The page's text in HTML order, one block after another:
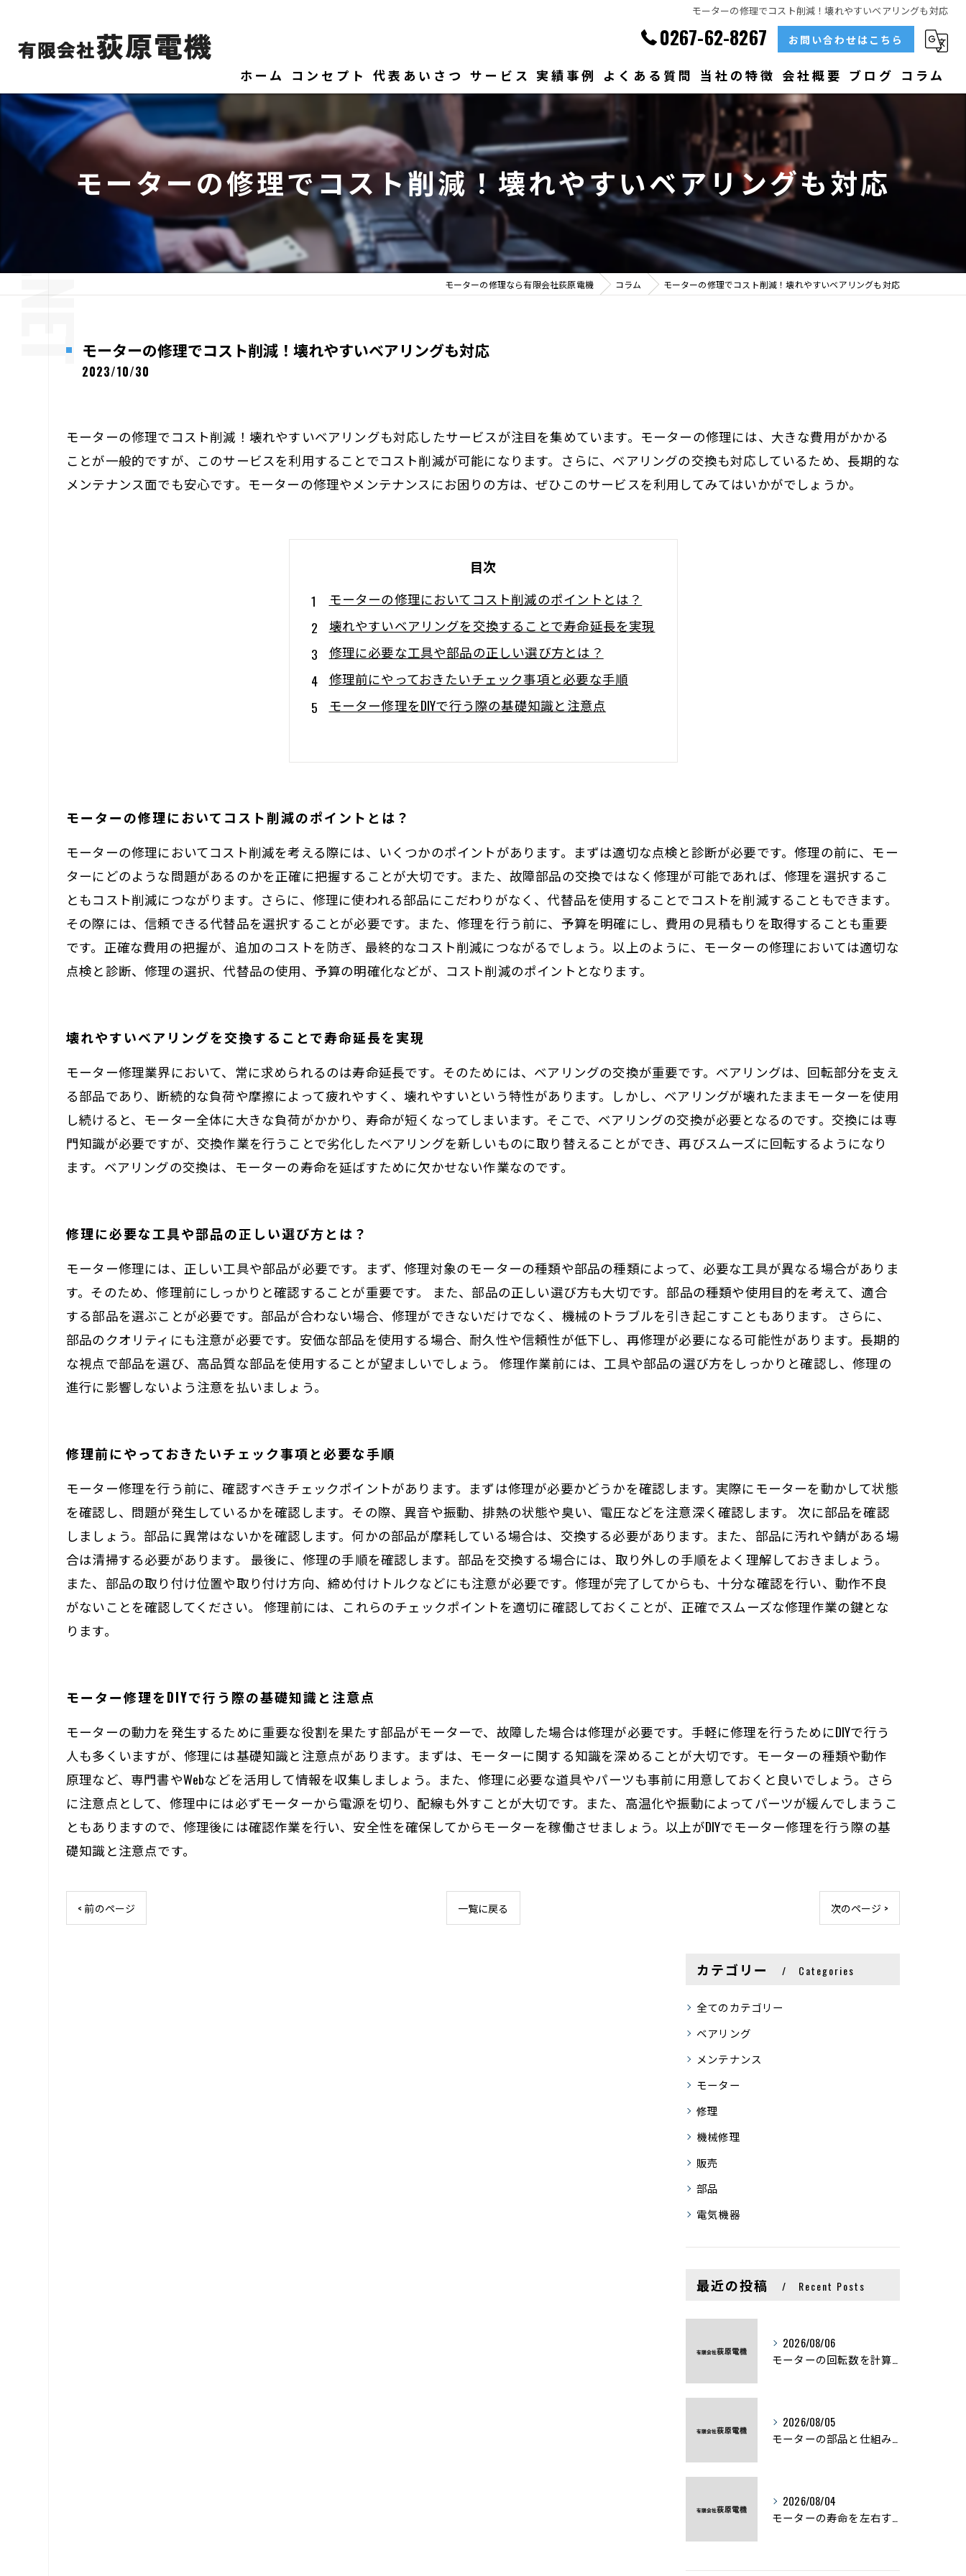
モーターの修理でコスト削減！壊れやすいベアリングも対応
0267-62-8267 お問い合わせはこちら
ホーム コンセプト 代表あいさつ サービス 実績事例 よくある質問 当社の特徴
ベアリング
大型
メンテナンス
販売
会社概要 ブログ コラム
モーターの修理でコスト削減！壊れやすいベアリングも対応
モーターの修理なら有限会社荻原電機 コラム モーターの修理でコスト削減！壊れやすいベアリングも対応
モーターの修理でコスト削減！壊れやすいベアリングも対応
2023/10/30
モーターの修理でコスト削減！壊れやすいベアリングも対応したサービスが注目を集めています。モーターの修理には、大きな費用がかかる
ことが一般的ですが、このサービスを利用することでコスト削減が可能になります。さらに、ベアリングの交換も対応しているため、長期的な
メンテナンス面でも安心です。モーターの修理やメンテナンスにお困りの方は、ぜひこのサービスを利用してみてはいかがでしょうか。
目次
モーターの修理においてコスト削減のポイントとは？
壊れやすいベアリングを交換することで寿命延長を実現
修理に必要な工具や部品の正しい選び方とは？
修理前にやっておきたいチェック事項と必要な手順
モーター修理をDIYで行う際の基礎知識と注意点
モーターの修理においてコスト削減のポイントとは？
モーターの修理においてコスト削減を考える際には、いくつかのポイントがあります。まずは適切な点検と診断が必要です。修理の前に、モー
ターにどのような問題があるのかを正確に把握することが大切です。また、故障部品の交換ではなく修理が可能であれば、修理を選択するこ
ともコスト削減につながります。さらに、修理に使われる部品にこだわりがなく、代替品を使用することでコストを削減することもできます。
その際には、信頼できる代替品を選択することが必要です。また、修理を行う前に、予算を明確にし、費用の見積もりを取得することも重要
です。正確な費用の把握が、追加のコストを防ぎ、最終的なコスト削減につながるでしょう。以上のように、モーターの修理においては適切な
点検と診断、修理の選択、代替品の使用、予算の明確化などが、コスト削減のポイントとなります。
壊れやすいベアリングを交換することで寿命延長を実現
モーター修理業界において、常に求められるのは寿命延長です。そのためには、ベアリングの交換が重要です。ベアリングは、回転部分を支え
る部品であり、断続的な負荷や摩擦によって疲れやすく、壊れやすいという特性があります。しかし、ベアリングが壊れたままモーターを使用
し続けると、モーター全体に大きな負荷がかかり、寿命が短くなってしまいます。そこで、ベアリングの交換が必要となるのです。交換には専
門知識が必要ですが、交換作業を行うことで劣化したベアリングを新しいものに取り替えることができ、再びスムーズに回転するようになり
ます。ベアリングの交換は、モーターの寿命を延ばすために欠かせない作業なのです。
修理に必要な工具や部品の正しい選び方とは？
モーター修理には、正しい工具や部品が必要です。まず、修理対象のモーターの種類や部品の種類によって、必要な工具が異なる場合がありま
す。そのため、修理前にしっかりと確認することが重要です。 また、部品の正しい選び方も大切です。部品の種類や使用目的を考えて、適合
する部品を選ぶことが必要です。部品が合わない場合、修理ができないだけでなく、機械のトラブルを引き起こすこともあります。 さらに、
部品のクオリティにも注意が必要です。安価な部品を使用する場合、耐久性や信頼性が低下し、再修理が必要になる可能性があります。長期的
な視点で部品を選び、高品質な部品を使用することが望ましいでしょう。 修理作業前には、工具や部品の選び方をしっかりと確認し、修理の
進行に影響しないよう注意を払いましょう。
修理前にやっておきたいチェック事項と必要な手順
モーター修理を行う前に、確認すべきチェックポイントがあります。まずは修理が必要かどうかを確認します。実際にモーターを動かして状態
を確認し、問題が発生しているかを確認します。その際、異音や振動、排熱の状態や臭い、電圧などを注意深く確認します。 次に部品を確認
しましょう。部品に異常はないかを確認します。何かの部品が摩耗している場合は、交換する必要があります。また、部品に汚れや錆がある場
合は清掃する必要があります。 最後に、修理の手順を確認します。部品を交換する場合には、取り外しの手順をよく理解しておきましょう。
また、部品の取り付け位置や取り付け方向、締め付けトルクなどにも注意が必要です。修理が完了してからも、十分な確認を行い、動作不良
がないことを確認してください。 修理前には、これらのチェックポイントを適切に確認しておくことが、正確でスムーズな修理作業の鍵とな
ります。
モーター修理をDIYで行う際の基礎知識と注意点
モーターの動力を発生するために重要な役割を果たす部品がモーターで、故障した場合は修理が必要です。手軽に修理を行うためにDIYで行う
人も多くいますが、修理には基礎知識と注意点があります。まずは、モーターに関する知識を深めることが大切です。モーターの種類や動作
原理など、専門書やWebなどを活用して情報を収集しましょう。また、修理に必要な道具やパーツも事前に用意しておくと良いでしょう。さら
に注意点として、修理中には必ずモーターから電源を切り、配線も外すことが大切です。また、高温化や振動によってパーツが緩んでしまうこ
ともありますので、修理後には確認作業を行い、安全性を確保してからモーターを稼働させましょう。以上がDIYでモーター修理を行う際の基
礎知識と注意点です。
< 前のページ 一覧に戻る 次のページ >
カテゴリー Categories
全てのカテゴリー
ベアリング
メンテナンス
モーター
修理
機械修理
販売
部品
電気機器
最近の投稿 Recent Posts
2026/08/06
モーターの回転数を計算から実践まで徹底解説
2026/08/05
モーターの部品と仕組みを図解で学ぶ基礎知識まとめ
2026/08/04
モーターの寿命を左右する劣化症状と用途別の交換時期を徹底解説